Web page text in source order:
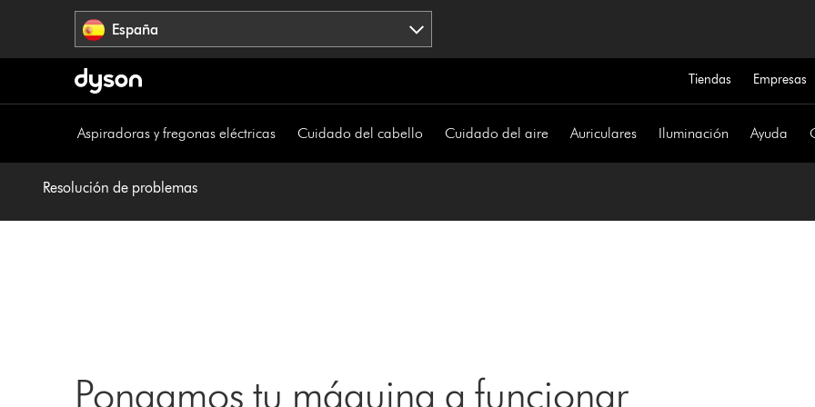
España
Tiendas Empresas
Aspiradoras y fregonas eléctricas Cuidado del cabello Cuidado del aire Auriculares Iluminación Ayuda
Resolución de problemas
Pongamos tu máquina a funcionar